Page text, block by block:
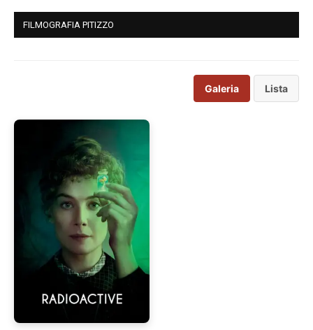
FILMOGRAFIA PITIZZO
Galeria Lista